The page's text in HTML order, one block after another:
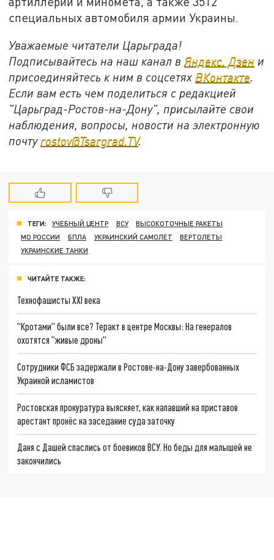
специальных автомобиля армии Украины.
Уважаемые читатели Царьграда!
Подписывайтесь на наш канал вЯндекс. Дзен и
присоединяйтесь к ним в соцсетях ВКонтакте.
Если вам есть чем поделиться с редакцией
"Царьград-Ростов-на-Дону", присылайте свои
наблюдения, вопросы, новости на электронную
почту rostov@Tsargrad.ТV.
ТЕГИ: УЧЕБНЫЙ ЦЕНТР ВСУ
ВЫСОКОТОЧНЫЕ РАКЕТЫ
МО РОССИИ
БПЛА УКРАИНСКИЙ САМОЛЕТ
ВЕРТОЛЕТЫ
УКРАИНСКИЕ ТАНКИ
ЧИТАЙТЕ ТАКЖЕ:
Технофашисты XXI века
"Кротами" были все? Теракт в центре Москвы: На генералов
охотятся "живые дроны"
Сотрудники ФСБ задержали в Ростове-на-Дону завербованных
Украиной исламистов
Ростовская прокуратура выясняет, как напавший на приставов
арестант пронёс на заседание суда заточку
Даня с Дашей спаслись от боевиков ВСУ. Но беды для малышей не
закончились